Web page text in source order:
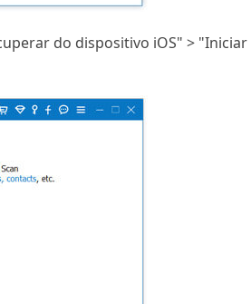
do dispositivo iOS" > "Iniciar